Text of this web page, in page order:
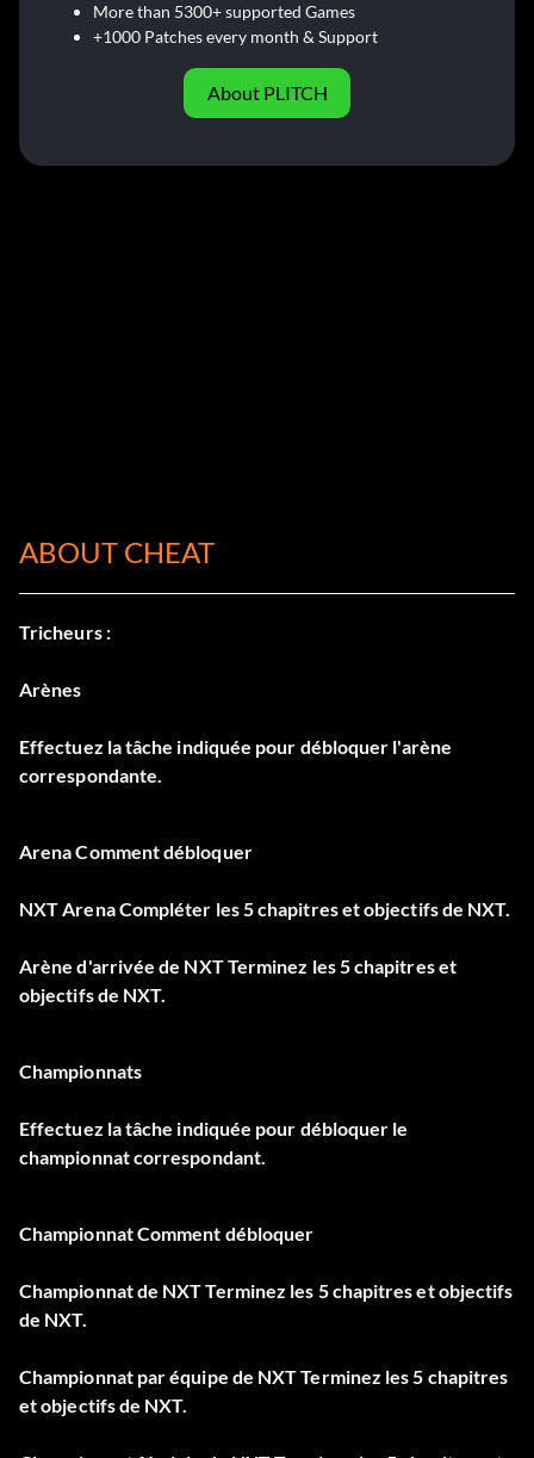
More than 5300+ supported Games
+1000 Patches every month & Support
About PLITCH
ABOUT CHEAT
Tricheurs :
Arènes
Effectuez la tâche indiquée pour débloquer l'arène
correspondante.
Arena Comment débloquer
NXT Arena Compléter les 5 chapitres et objectifs de NXT.
Arène d'arrivée de NXT Terminez les 5 chapitres et
objectifs de NXT.
Championnats
Effectuez la tâche indiquée pour débloquer le
championnat correspondant.
Championnat Comment débloquer
Championnat de NXT Terminez les 5 chapitres et objectifs
de NXT.
Championnat par équipe de NXT Terminez les 5 chapitres
et objectifs de NXT.